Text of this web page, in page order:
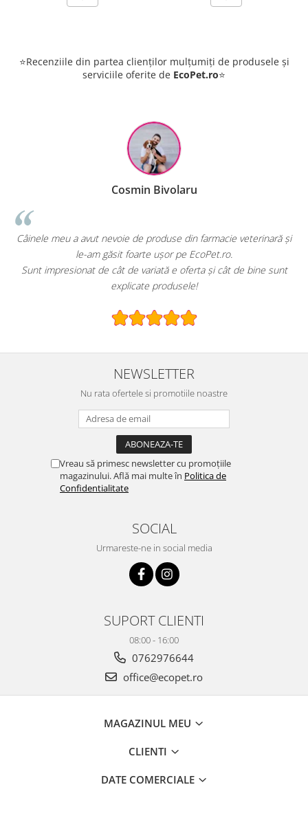
⭐Recenziile din partea clienților mulțumiți de produsele și
serviciile oferite de EcoPet.ro⭐
Cosmin Bivolaru
Câinele meu a avut nevoie de produse din farmacie veterinară și
le-am găsit foarte ușor pe EcoPet.ro.
Sunt impresionat de cât de variată e oferta și cât de bine sunt
explicate produsele!
NEWSLETTER
Nu rata ofertele si promotiile noastre
Vreau să primesc newsletter cu promoțiile
magazinului. Află mai multe în Politica de
Confidentialitate
SOCIAL
Urmareste-ne in social media
SUPORT CLIENTI
08:00 - 16:00
0762976644
office@ecopet.ro
MAGAZINUL MEU
CLIENTI
DATE COMERCIALE